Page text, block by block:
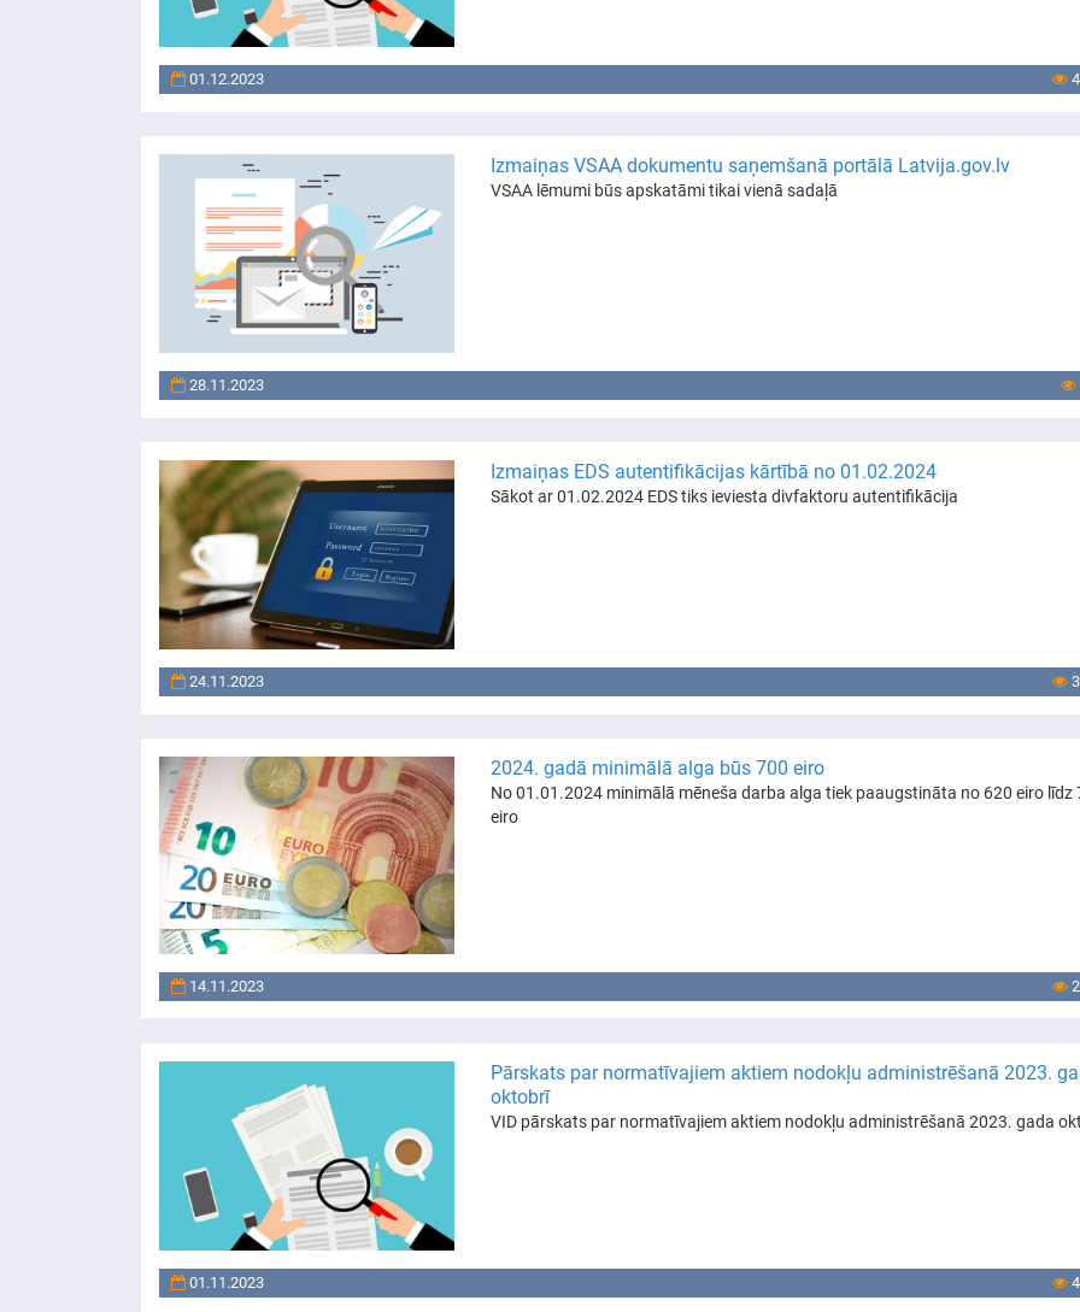
01.12.2023
Izmaiņas VSAA dokumentu saņemšanā portālā Latvija.gov.lv
VSAA lēmumi būs apskatāmi tikai vienā sadaļā
28.11.2023
Izmaiņas EDS autentifikācijas kārtībā no 01.02.2024
Sākot ar 01.02.2024 EDS tiks ieviesta divfaktoru autentifikācija
24.11.2023
2024. gadā minimālā alga būs 700 eiro
No 01.01.2024 minimālā mēneša darba alga tiek paaugstināta no 620 eiro līdz
eiro
14.11.2023
Pārskats par normatīvajiem aktiem nodokļu administrēšanā 2023.
oktobrī
VID pārskats par normatīvajiem aktiem nodokļu administrēšanā 2023. gada
01.11.2023